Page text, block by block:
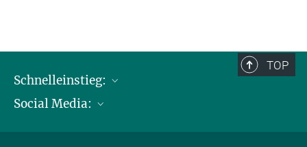
TOP
Schnelleinstieg:
Publikationen
Social Media: